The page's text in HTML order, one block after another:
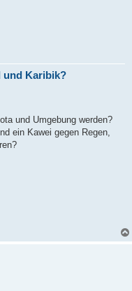
und Karibik?
und Umgebung werden?
ein Kawei gegen Regen,